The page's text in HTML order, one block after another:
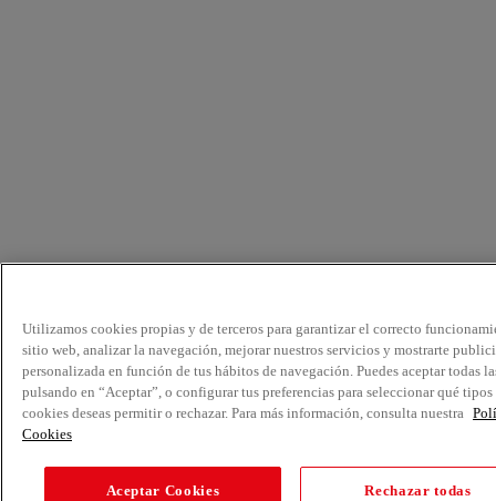
Utilizamos cookies propias y de terceros para garantizar el correcto
sitio web, analizar la navegación, mejorar nuestros servicios y mostrarte
personalizada en función de tus hábitos de navegación. Puedes aceptar todas
pulsando en “Aceptar”, o configurar tus preferencias para seleccionar qué tipos
cookies deseas permitir o rechazar. Para más información, consulta nuestra
Cookies
Aceptar Cookies Rechazar todas